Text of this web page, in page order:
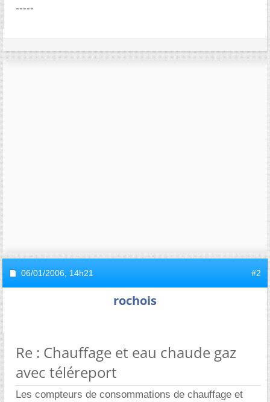
-----
06/01/2006, 14h21 #2
rochois
Re : Chauffage et eau chaude gaz
avec téléreport
Les compteurs de consommations de chauffage et